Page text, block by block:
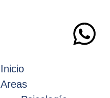
Inicio
Areas